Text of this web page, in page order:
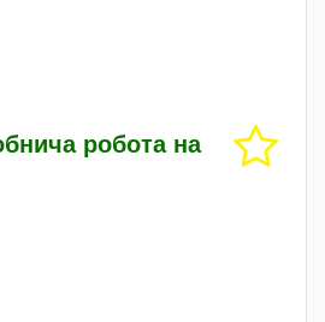
робота на